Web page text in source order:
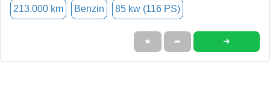
213.000 km Benzin 85 kw (116 PS)
★ ➦ ➜